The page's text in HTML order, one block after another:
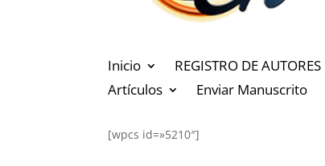
Inicio REGISTRO DE AUTORES
Artículos
Enviar Manuscrito
[wpcs id=»5210″]